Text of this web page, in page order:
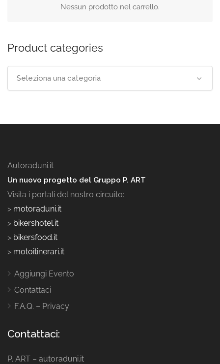
Nessun prodotto nel carrello.
Product categories
Seleziona una categoria
Autoraduni.it
Un nuovo progetto del Gruppo P. ART
Visita i portali del nostro circuito:
> motoraduni.it
> bikershotel.it
> bikersfood.it
> motoitinerari.it
Aggiungi Evento
Contattaci
F.A.Q. – Privacy
Contattaci:
P. ART – autoraduni.it